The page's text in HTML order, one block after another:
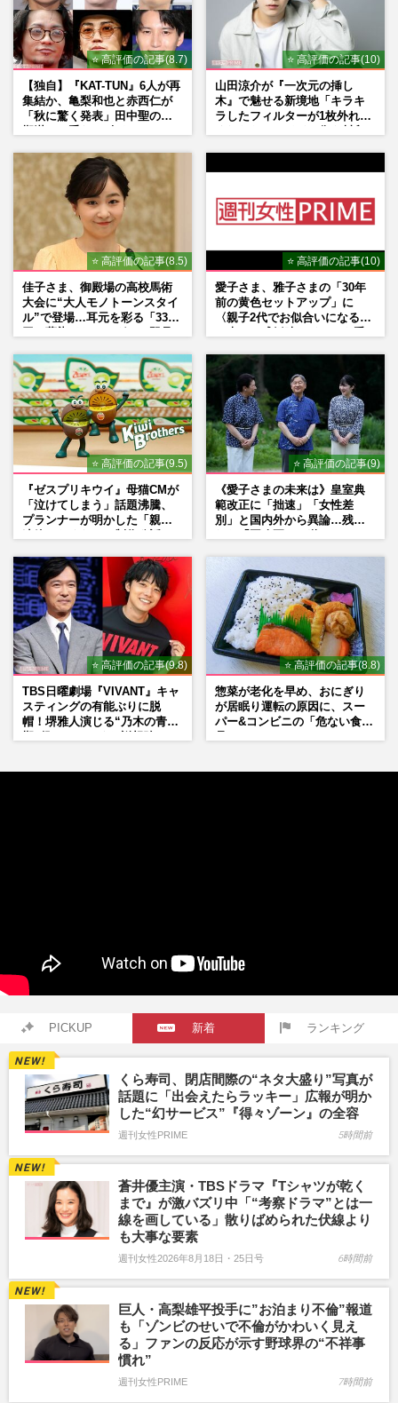
⭐ 高評価の記事(8.7)
【独自】『KAT-TUN』6人が再
集結か、亀梨和也と赤西仁が
「秋に驚く発表」田中聖の刑
⭐ 高評価の記事(10)
山田涼介が『一次元の挿し
木』で魅せる新境地「キラキ
ラしたフィルターが1枚外れて
⭐ 高評価の記事(8.5)
佳子さま、御殿場の高校馬術
大会に“大人モノトーンスタイ
ル”で登場…耳元を彩る「3300
⭐ 高評価の記事(10)
愛子さま、雅子さまの「30年
前の黄色セットアップ」に
〈親子2代でお似合いになる〉
⭐ 高評価の記事(9.5)
『ゼスプリキウイ』母猫CMが
「泣けてしまう」話題沸騰、
プランナーが明かした「親に
⭐ 高評価の記事(9)
《愛子さまの未来は》皇室典
範改正に「拙速」「女性差
別」と国内外から異論…残さ
⭐ 高評価の記事(9.8)
TBS日曜劇場『VIVANT』キャ
スティングの有能ぶりに脱
帽！堺雅人演じる“乃木の青年
⭐ 高評価の記事(8.8)
惣菜が老化を早め、おにぎり
が居眠り運転の原因に、スー
パー&コンビニの「危ない食
PICKUP 新着 ランキング
くら寿司、閉店間際の“ネタ大盛り”写真が
話題に「出会えたらラッキー」広報が明か
した“幻サービス”『得々ゾーン』の全容
週刊女性PRIME 5時間前
蒼井優主演・TBSドラマ『Tシャツが乾く
まで』が激バズリ中「“考察ドラマ”とは一
線を画している」散りばめられた伏線より
も大事な要素
週刊女性2026年8月18日・25日号 6時間前
巨人・高梨雄平投手に”お泊まり不倫”報道
も「ゾンビのせいで不倫がかわいく見え
る」ファンの反応が示す野球界の“不祥事
慣れ”
週刊女性PRIME 7時間前